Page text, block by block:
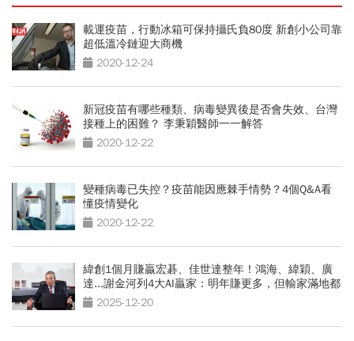
載運疫苗，行動冰箱可保持攝氏負80度 新創小公司靠
超低溫冷鏈迎大商機
2020-12-24
新冠疫苗有哪些種類、病毒變異後是否會失效、台灣
接種上的困難？ 李秉穎醫師一一解答
2020-12-22
變種病毒已失控？疫苗能因應棘手情勢？4個Q&A看
懂疫情變化
2020-12-22
緯創1個月賺贏宏碁、佳世達整年！鴻海、緯穎、廣
達...謝金河列4大AI贏家：明年賺更多，但輸家滿地都
是 2025-12-20